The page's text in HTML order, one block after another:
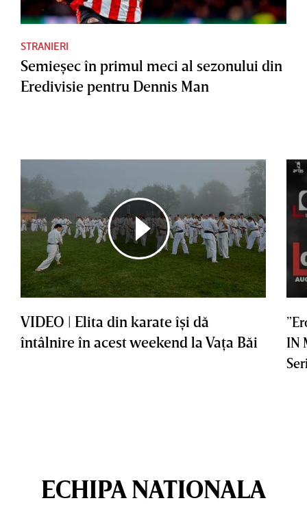
STRANIERI
Semieşec în primul meci al sezonului din
Eredivisie pentru Dennis Man
VIDEO | Elita din karate îşi dă
întâlnire în acest weekend la Vaţa Băi
IN
ECHIPA NATIONALA